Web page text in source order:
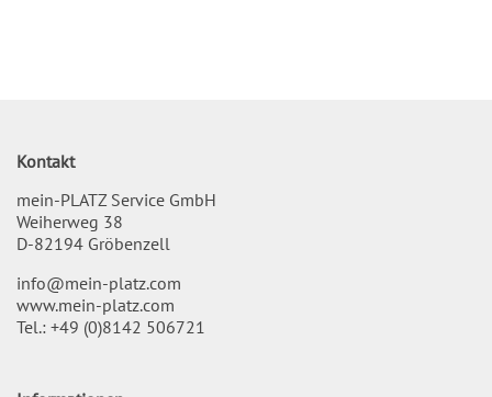
Kontakt
mein-PLATZ Service GmbH
Weiherweg 38
D-82194 Gröbenzell
info@mein-platz.com
www.mein-platz.com
Tel.: +49 (0)8142 506721